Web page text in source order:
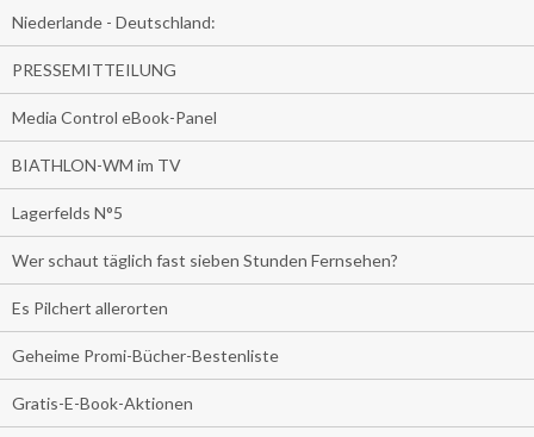
Niederlande - Deutschland:
PRESSEMITTEILUNG
Media Control eBook-Panel
BIATHLON-WM im TV
Lagerfelds N°5
Wer schaut täglich fast sieben Stunden Fernsehen?
Es Pilchert allerorten
Geheime Promi-Bücher-Bestenliste
Gratis-E-Book-Aktionen